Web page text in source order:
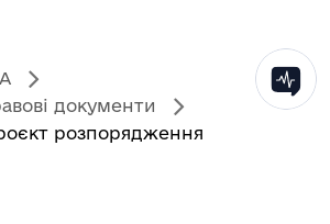
документи
розпорядження